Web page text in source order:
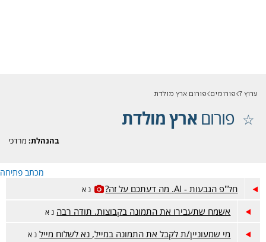
ערוץ 7 פורומים פורום ארץ מולדת
פורוםארץ מולדת
בהנהלת: מרדכי
מכתב פתיחה
חל"פ הגבעות - AI. מה דעתכם על זה? נ א
אשמח שתעבירו את התמונה בקבוצות. תודה רבה נ א
מי שמעוניין/ת לקבל את התמונה במייל, נא לשלוח מייל נ א